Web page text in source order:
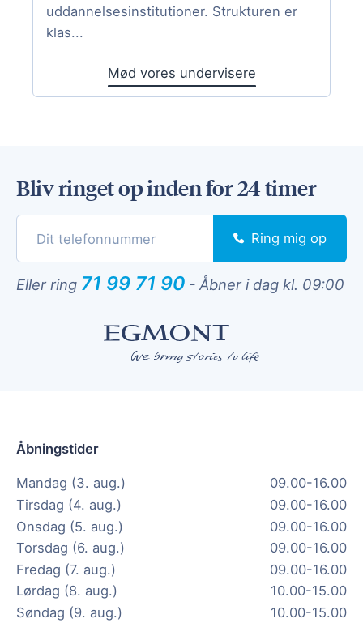
uddannelsesinstitutioner. Strukturen er
klas...
Mød vores undervisere
Bliv ringet op inden for 24 timer
Ring mig op
Eller ring 71 99 71 90 - Åbner i dag kl. 09:00
Åbningstider
Mandag (3. aug.)
09.00-16.00
Tirsdag (4. aug.)
09.00-16.00
Onsdag (5. aug.)
09.00-16.00
Torsdag (6. aug.)
09.00-16.00
Fredag (7. aug.)
09.00-16.00
Lørdag (8. aug.)
10.00-15.00
Søndag (9. aug.)
10.00-15.00